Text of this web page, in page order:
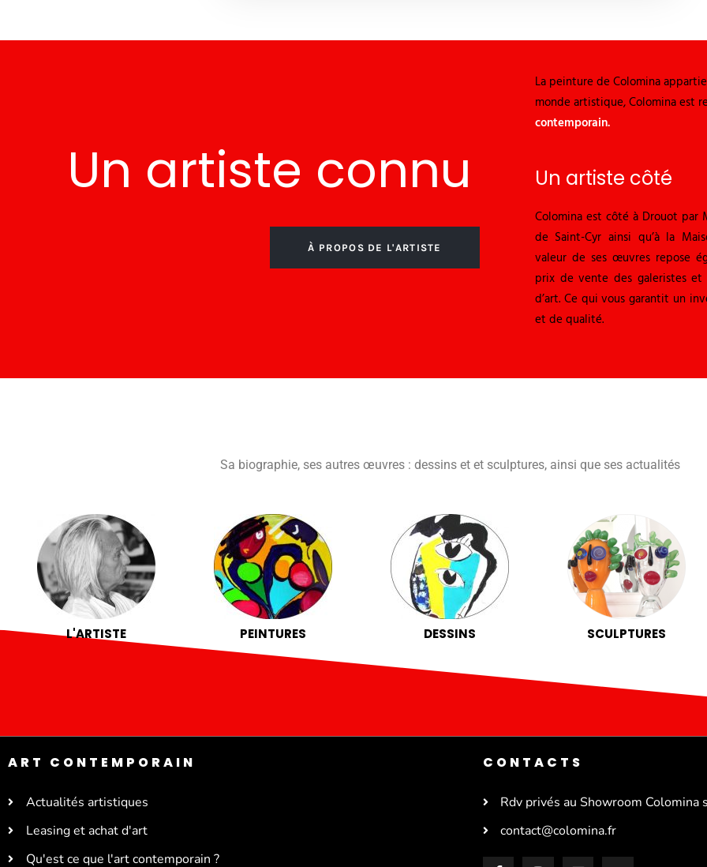
Un artiste connu
À PROPOS DE L'ARTISTE
La peinture de Colomina
monde artistique, Colomina est
contemporain.
Un artiste côté
Colomina est côté à Drouot par
de Saint-Cyr ainsi qu’à la
valeur de ses œuvres repose
prix de vente des galeristes et
d’art. Ce qui vous garantit un
et de qualité.
Sa biographie, ses autres œuvres : dessins et et sculptures, ainsi que ses actualités
L'ARTISTE PEINTURES DESSINS SCULPTURES
ART CONTEMPORAIN
Actualités artistiques
Leasing et achat d'art
Qu'est ce que l'art contemporain ?
CONTACTS
Rdv privés au Showroom Colomina
contact@colomina.fr